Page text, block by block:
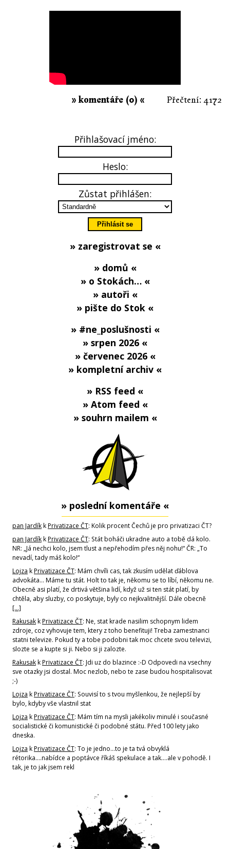
Přečtení: 4172
» komentáře (0) «
Přihlašovací jméno:
Heslo:
Zůstat přihlášen:
» zaregistrovat se «
» domů «
» o Stokách… «
» autoři «
» pište do Stok «
» #ne_poslušnosti «
» srpen 2026 «
» červenec 2026 «
» kompletní archiv «
» RSS feed «
» Atom feed «
» souhrn mailem «
» poslední komentáře «
pan JardíkkPrivatizace ČT: Kolik procent Čechů je pro privatizaci ČT?
pan JardíkkPrivatizace ČT: Stát boháči ukradne auto a tobě dá kolo.
NR: „Já nechci kolo, jsem tlust a nepřehodím přes něj nohu!“ ČR: „To
nevadí, tady máš kolo!“
Lojza kPrivatizace ČT: Mám chvíli cas, tak zkusím udělat ďáblova
advokáta... Máme tu stát. Holt to tak je, někomu se to líbí, někomu ne.
Obecně asi platí, že drtivá většina lidí, když už si ten stát platí, by
chtěla, aby sluzby, co poskytuje, byly co nejkvalitnější. Dále obecně
[…]
RakusakkPrivatizace ČT: Ne, stat krade nasilim schopnym lidem
zdroje, coz vyhovuje tem, ktery z toho benefituji! Treba zamestnanci
statni televize. Pokud ty a tobe podobni tak moc chcete svou televizi,
slozte se a kupte si ji. Nebo si ji zalozte.
RakusakkPrivatizace ČT: Jdi uz do blazince :-D Odpovedi na vsechny
sve otazky jsi dostal. Moc nezlob, nebo te zase budou hospitalisovat
;-)
Lojza kPrivatizace ČT: Souvisí to s tvou myšlenkou, že nejlepší by
bylo, kdyby vše vlastnil stat
Lojza kPrivatizace ČT: Mám tím na mysli jakékoliv minulé i současné
socialistické či komunistické či podobné státu. Před 100 lety jako
dneska.
Lojza kPrivatizace ČT: To je jedno...to je ta tvá obvyklá
rétorika....nabídce a poptávce říkáš spekulace a tak....ale v pohodě. I
tak, je to jak jsem rekl